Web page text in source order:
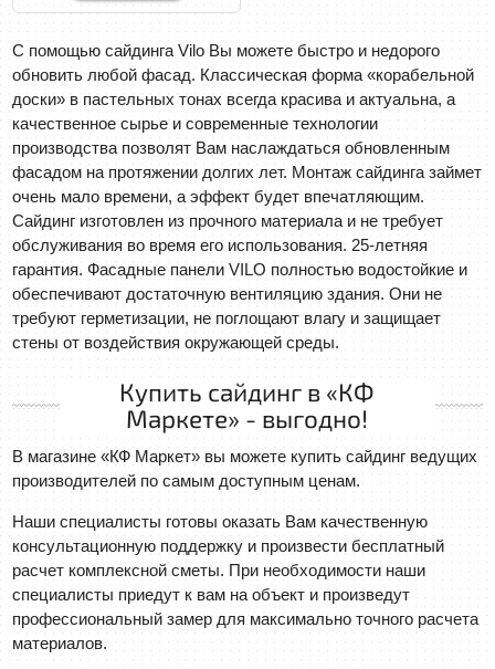
С помощью сайдинга Vilo Вы можете быстро и недорого
обновить любой фасад. Классическая форма «корабельной
доски» в пастельных тонах всегда красива и актуальна, а
качественное сырье и современные технологии
производства позволят Вам наслаждаться обновленным
фасадом на протяжении долгих лет. Mонтаж сайдинга займет
очень мало времени, а эффект будет впечатляющим.
Сайдинг изготовлен из прочного материала и не требует
обслуживания во время его использования. 25-летняя
гарантия. Фасадные панели VILO полностью водостойкие и
обеспечивают достаточную вентиляцию здания. Они не
требуют герметизации, не поглощают влагу и защищает
стены от воздействия окружающей среды.
Купить сайдинг в «КФ
Маркете» - выгодно!
В магазине «КФ Маркет» вы можете купить сайдинг ведущих
производителей по самым доступным ценам.
Наши специалисты готовы оказать Вам качественную
консультационную поддержку и произвести бесплатный
расчет комплексной сметы. При необходимости наши
специалисты приедут к вам на объект и произведут
профессиональный замер для максимально точного расчета
материалов.